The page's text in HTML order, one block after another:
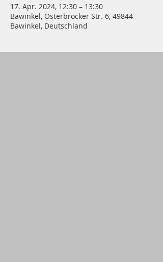
17. Apr. 2024, 12:30 – 13:30
Bawinkel, Osterbrocker Str. 6, 49844
Bawinkel, Deutschland